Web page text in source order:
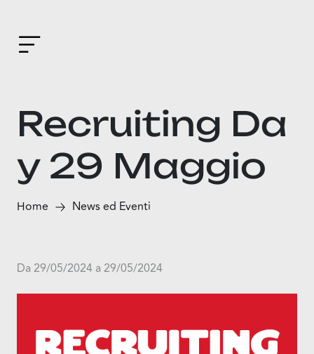
Recruiting Da
y 29 Maggio
Home News ed Eventi
Da 29/05/2024 a 29/05/2024